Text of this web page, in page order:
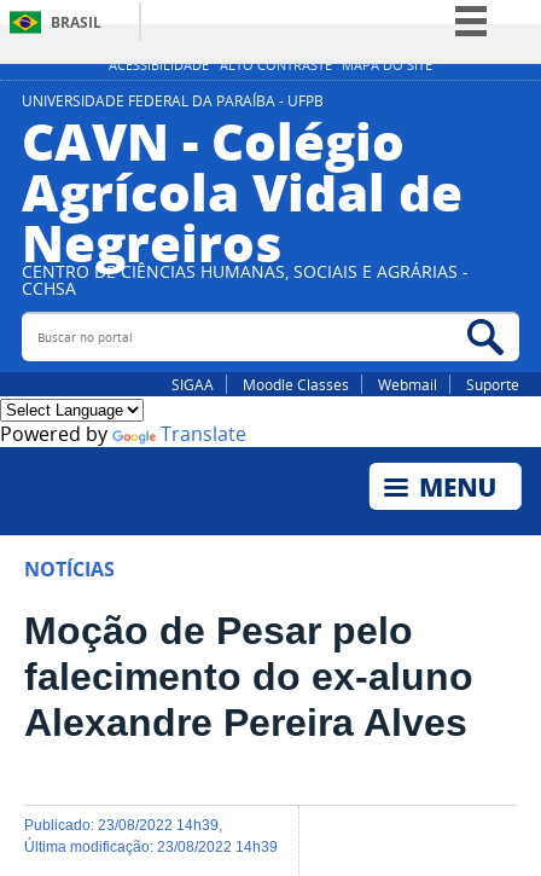
ACESSIBILIDADE ALTO CONTRASTE MAPA DO SITE
BRASIL
Simplifique!
Participe
Acesso à informação
Legislação
UNIVERSIDADE FEDERAL DA PARAÍBA - UFPB
CAVN - Colégio
Agrícola Vidal de
Negreiros
CENTRO DE CIÊNCIAS HUMANAS, SOCIAIS E AGRÁRIAS -
CCHSA
Buscar no portal
SIGAA Moodle Classes Webmail Suporte
Powered by Translate
NOTÍCIAS
Moção de Pesar pelo
falecimento do ex-aluno
Alexandre Pereira Alves
publicado: 23/08/2022 14h39
última modificação: 23/08/2022 14h39